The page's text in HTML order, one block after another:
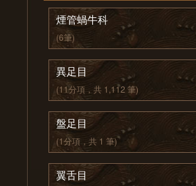
煙管蝸牛科
(6筆)
異足目
(11分項，共 1,112 筆)
盤足目
(1分項，共 1 筆)
翼舌目